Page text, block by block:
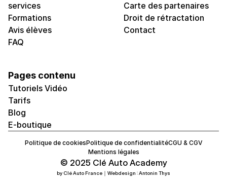
services
Formations
Avis élèves
FAQ
Carte des partenaires
Droit de rétractation
Contact
Pages contenu
Tutoriels Vidéo
Tarifs
Blog
E-boutique
© 2025 Clé Auto Academy
by Clé Auto France｜Webdesign : Antonin Thys
Politique de cookiesPolitique de confidentialitéCGU & CGV
Mentions légales